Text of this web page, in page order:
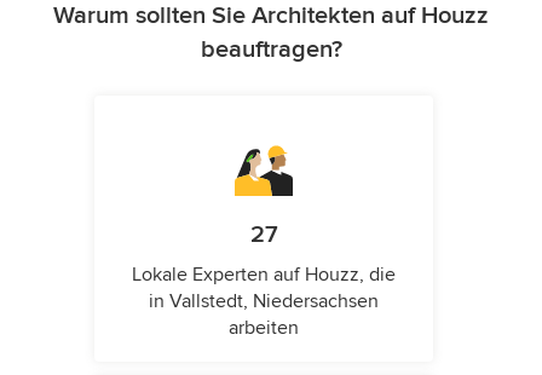
Warum sollten Sie Architekten auf Houzz
beauftragen?
27
Lokale Experten auf Houzz, die
in Vallstedt, Niedersachsen
arbeiten